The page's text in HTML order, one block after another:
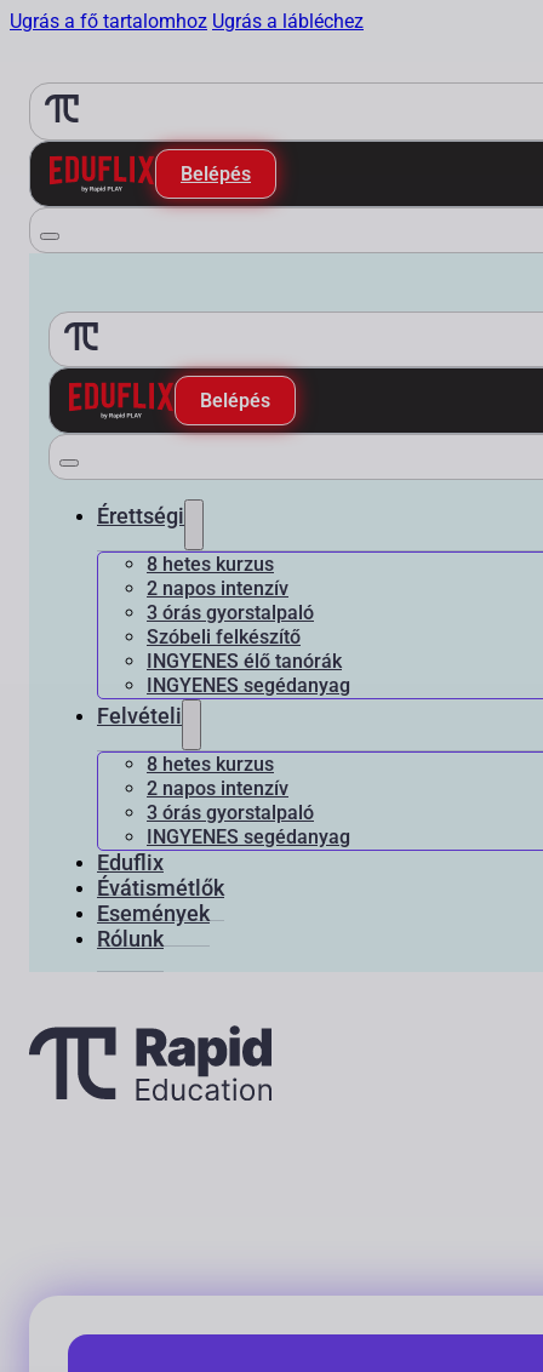
Ugrás a fő tartalomhoz Ugrás a lábléchez
Belépés
Belépés
Érettségi
8 hetes kurzus
2 napos intenzív
3 órás gyorstalpaló
Szóbeli felkészítő
INGYENES élő tanórák
INGYENES segédanyag
Felvételi
8 hetes kurzus
2 napos intenzív
3 órás gyorstalpaló
INGYENES segédanyag
Eduflix
Évátismétlők
Események
Rólunk